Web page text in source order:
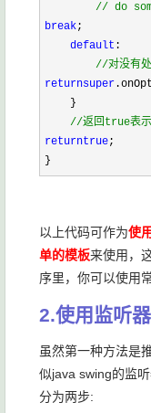
// do
break;
default :
//对没有
returnsuper
    }
//返回true表示
returntrue;
}
以上代码可作为使
单的模板来使用，
序里，你可以使用
2.使用监听器
虽然第一种方法是
似java swing的监
分为两步: